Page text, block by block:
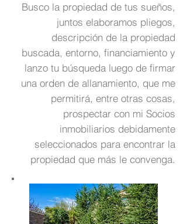
Busco la propiedad de tus sueños,
juntos elaboramos pliegos,
descripción de la propiedad
buscada, entorno, financiamiento y
lanzo tu búsqueda luego de firmar
una orden de allanamiento, que me
permitirá, entre otras cosas,
prospectar con mi Socios
inmobiliarios debidamente
seleccionados para encontrar la
propiedad que más le convenga.